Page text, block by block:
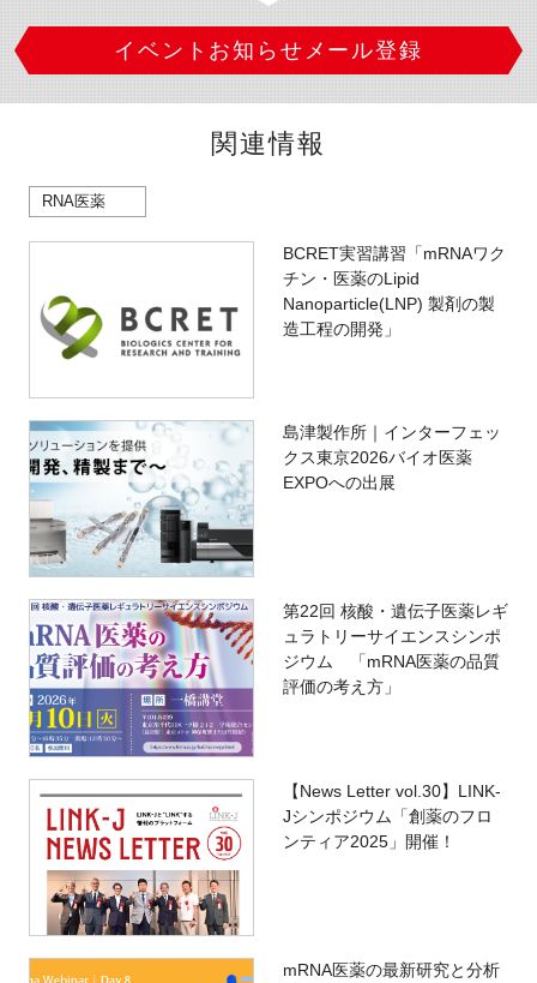
イベントお知らせメール登録
関連情報
RNA医薬
BCRET実習講習「mRNAワク
チン・医薬のLipid
Nanoparticle(LNP) 製剤の製
造工程の開発」
島津製作所｜インターフェッ
クス東京2026バイオ医薬
EXPOへの出展
第22回 核酸・遺伝子医薬レギ
ュラトリーサイエンスシンポ
ジウム 「mRNA医薬の品質
評価の考え方」
【News Letter vol.30】LINK-
Jシンポジウム「創薬のフロ
ンティア2025」開催！
mRNA医薬の最新研究と分析